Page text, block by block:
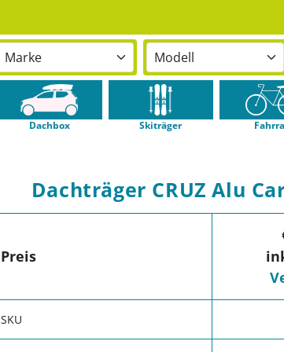
Dachbox Skiträger
Dachträger CRUZ Alu
Preis
SKU